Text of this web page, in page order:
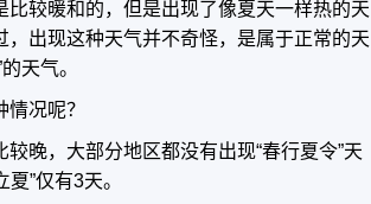
较暖和的，但是出现了像夏天一样热的天
出现这种天气并不奇怪，是属于正常的天
天气。
况呢？
晚，大部分地区都没有出现“春行夏令”天
”仅有3天。